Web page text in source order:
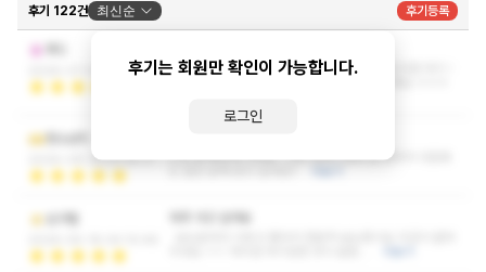
후기 122건 최신순 후기등록
후기는 회원만 확인이 가능합니다.
로그인
2026-07-01 11:28:49
재방문의사 10000프로네요 망설이는분 계신다면 여기 !
2026-06-25 01:14:17
시간 참 빠르게 가네요.. 너무 만족스럽게 잘 받아서 다음에